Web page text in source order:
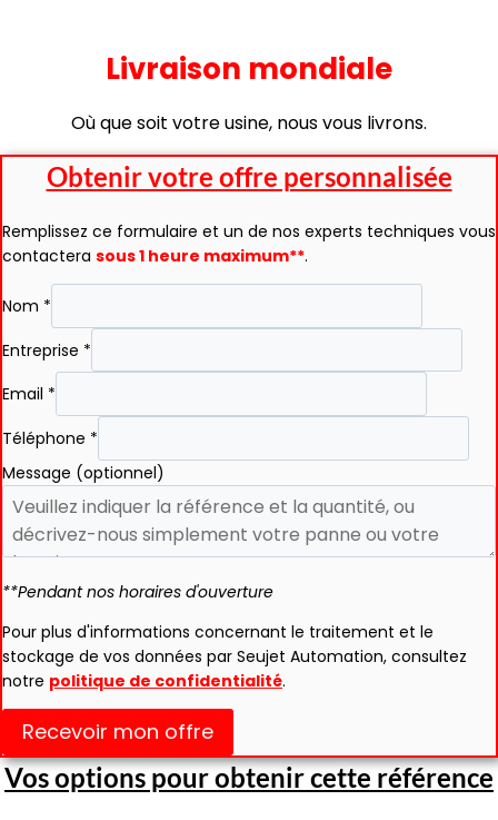
Livraison mondiale
Où que soit votre usine, nous vous livrons.
Obtenir votre offre personnalisée
Remplissez ce formulaire et un de nos experts techniques vous
contactera sous 1 heure maximum**.
Nom *
Entreprise *
Email *
Téléphone *
Message (optionnel)
**Pendant nos horaires d'ouverture
Pour plus d'informations concernant le traitement et le
stockage de vos données par Seujet Automation, consultez
notre politique de confidentialité.
Recevoir mon offre
Vos options pour obtenir cette référence